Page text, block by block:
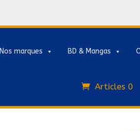
Nos marques BD & Mangas
Articles 0